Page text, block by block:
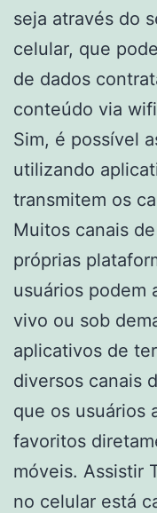
seja através do
celular, que
de dados
conteúdo via
Sim, é possível
utilizando
transmitem os
Muitos canais
próprias
usuários podem
vivo ou sob
aplicativos de
diversos canais
que os usuários
favoritos
móveis. Assistir
no celular está